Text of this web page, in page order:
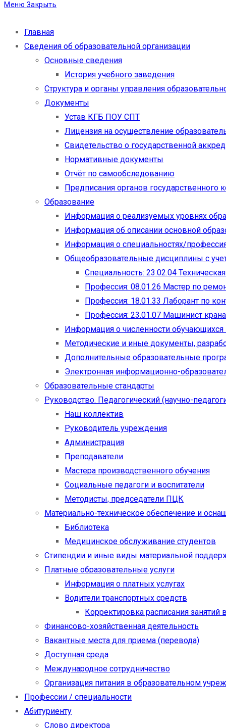
Меню Закрыть
Главная
Сведения об образовательной организации
Основные сведения
История учебного заведения
Структура и органы управления
Документы
Устав КГБ ПОУ СПТ
Лицензия на осуществление
Свидетельство о государственной
Нормативные документы
Отчёт по самообследованию
Предписания органов государственного
Образование
Информация о реализуемых уровнях
Информация об описании основной
Информация о специальностях/
Общеобразовательные дисциплины с
Специальность: 23.02.04
Профессия: 08.01.26 Мастер по
Профессия: 18.01.33 Лаборант по
Профессия: 23.01.07 Машинист
Информация о численности
Методические и иные документы,
Дополнительные образовательные
Электронная информационно-
Образовательные стандарты
Руководство. Педагогический (научно-
Наш коллектив
Руководитель учреждения
Администрация
Преподаватели
Мастера производственного обучения
Социальные педагоги и воспитатели​
Методисты, председатели ПЦК
Материально-техническое обеспечение и
Библиотека
Медицинское обслуживание студентов
Стипендии и иные виды материальной
Платные образовательные услуги
Информация о платных услугах
Водители транспортных средств
Корректировка расписания занятий
Финансово-хозяйственная деятельность
Вакантные места для приема (перевода)
Доступная среда
Международное сотрудничество
Организация питания в образовательном
Профессии / специальности
Абитуриенту
Слово директора